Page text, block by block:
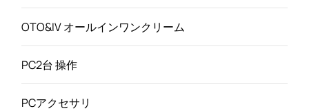
OTO&IV オールインワンクリーム
PC2台 操作
PCアクセサリ